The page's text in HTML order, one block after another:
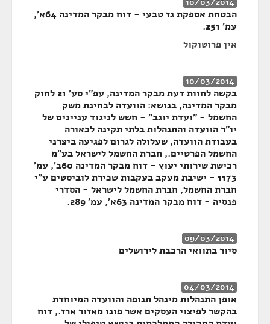
הבטחת אספקת גז טבעי - דוח מבקר המדינה 64א',
עמ' 251.
אין פרוטוקול
10/03/2014
בקשה לחוות דעת מבקר המדינה, עפ"י סע' 21 לחוק
מבקר המדינה, בנושא: הוועדה לבחינת משק
החשמל - "ועדת יוגב" - חשש לניגוד עניינים של
יו"ר הוועדה והתנהלות בלתי תקינה לכאורה
בעבודת הוועדה, שעלולה לגרום לפגיעה ביצרני
החשמל הפרטיים., חברת החשמל לישראל בע"מ
רכישת שירותי יעוץ - דוח מבקר המדינה 60ב', עמ'
1173 - ישיבת מעקב בעקבות שכירת לוביסטים ע"י
חברת החשמל, חברת החשמל לישראל - הסדרי
פנסיה - דוח מבקר המדינה 63א', עמ' 289.
09/03/2014
סיור בתוואי הרכבת לירושלים
04/03/2014
אופן התנהלות מינהל תנופה והוועדה המיוחדת
בהקשר לפיצוי העסקים אשר פונו מאזור ארז., דוח